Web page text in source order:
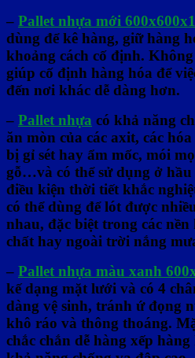
– Pallet nhựa mới
dùng để kê hàng, giữ hàng
khoảng cách cố định.
giúp cố định hàng hóa để
đến nơi khác dễ dàng hơn.
– Pallet nhựa có khả năng
ăn mòn của các axit, các
bị gỉ sét hay ẩm mốc, mói
gỗ…và có thể sử dụng ở
điều kiện thời tiết khắc
có thể dùng để lót được
nhau, đặc biệt trong các
chất hay ngoài trời nắng
– Pallet nhựa màu xanh
kế dạng mặt lưới và có 4
dàng vệ sinh, tránh ứ đọng
khô ráo và thông thoáng.
chắc chắn dễ hàng xếp